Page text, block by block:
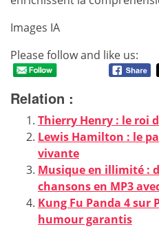
Images IA
Please follow and like us:
Relation :
Thierry Henry : le roi
Lewis Hamilton : le
vivante
Musique en illimité :
chansons en MP3
Kung Fu Panda 4 sur
humour garantis